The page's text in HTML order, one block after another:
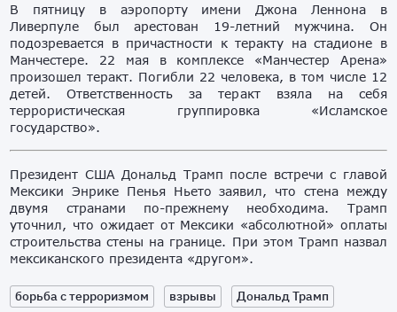
В пятницу в аэропорту имени Джона Леннона в
Ливерпуле был арестован 19-летний мужчина. Он
подозревается в причастности к теракту на стадионе в
Манчестере. 22 мая в комплексе «Манчестер Арена»
произошел теракт. Погибли 22 человека, в том числе 12
детей. Ответственность за теракт взяла на себя
террористическая группировка «Исламское
государство».
Президент США Дональд Трамп после встречи с главой
Мексики Энрике Пенья Ньето заявил, что стена между
двумя странами по-прежнему необходима. Трамп
уточнил, что ожидает от Мексики «абсолютной» оплаты
строительства стены на границе. При этом Трамп назвал
мексиканского президента «другом».
борьба с терроризмом взрывы
Дональд Трамп